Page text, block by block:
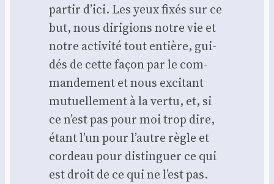
par­tir d’i­ci. Les yeux fixés sur ce
but, nous diri­gions notre vie et
notre acti­vi­té tout entière, gui­
dés de cette façon par le com­
man­de­ment et nous exci­tant
mutuel­le­ment à la ver­tu, et, si
ce n’est pas pour moi trop dire,
étant l’un pour l’autre règle et
cor­deau pour dis­tin­guer ce qui
est droit de ce qui ne l’est pas.